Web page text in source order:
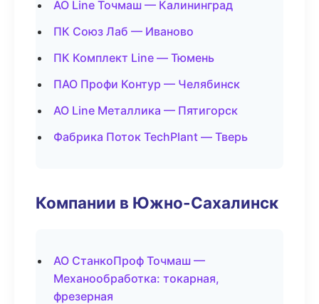
АО Line Точмаш — Калининград
ПК Союз Лаб — Иваново
ПК Комплект Line — Тюмень
ПАО Профи Контур — Челябинск
АО Line Металлика — Пятигорск
Фабрика Поток TechPlant — Тверь
Компании в Южно-Сахалинск
АО СтанкоПроф Точмаш —
Механообработка: токарная,
фрезерная